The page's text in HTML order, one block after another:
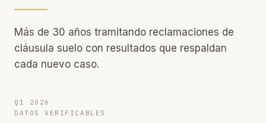
Más de 30 años tramitando reclamaciones de
cláusula suelo con resultados que respaldan
cada nuevo caso.
Q1 2026
DATOS VERIFICABLES